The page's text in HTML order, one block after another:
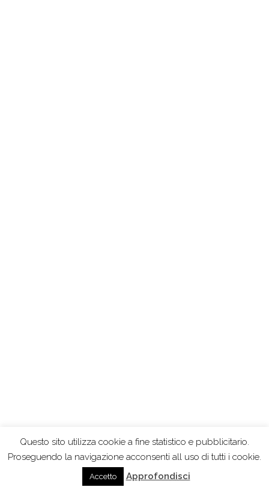
Questo sito utilizza cookie a fine statistico e pubblicitario.
Proseguendo la navigazione acconsenti all uso di tutti i cookie.
Accetto Approfondisci